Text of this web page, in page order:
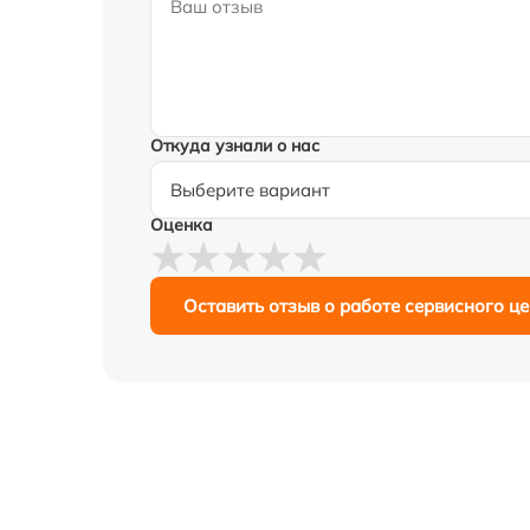
Откуда узнали о нас
Оценка
Оставить отзыв о работе сервисного